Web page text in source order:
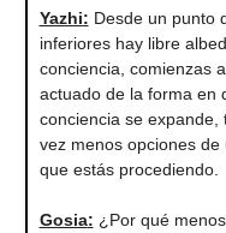
Yazhi: Desde un punto
inferiores hay libre
conciencia, comienzas
actuado de la forma en
conciencia se
vez menos opciones
que estás procediendo.
Gosia: ¿Por qué